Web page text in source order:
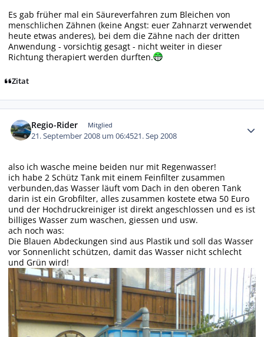
Es gab früher mal ein Säureverfahren zum Bleichen von
menschlichen Zähnen (keine Angst: euer Zahnarzt verwendet
heute etwas anderes), bei dem die Zähne nach der dritten
Anwendung - vorsichtig gesagt - nicht weiter in dieser
Richtung therapiert werden durften.
Zitat
Regio-Rider Mitglied
21. September 2008 um 06:4521. Sep 2008
also ich wasche meine beiden nur mit Regenwasser!
ich habe 2 Schütz Tank mit einem Feinfilter zusammen
verbunden,das Wasser läuft vom Dach in den oberen Tank
darin ist ein Grobfilter, alles zusammen kostete etwa 50 Euro
und der Hochdruckreiniger ist direkt angeschlossen und es ist
billiges Wasser zum waschen, giessen und usw.
ach noch was:
Die Blauen Abdeckungen sind aus Plastik und soll das Wasser
vor Sonnenlicht schützen, damit das Wasser nicht schlecht
und Grün wird!